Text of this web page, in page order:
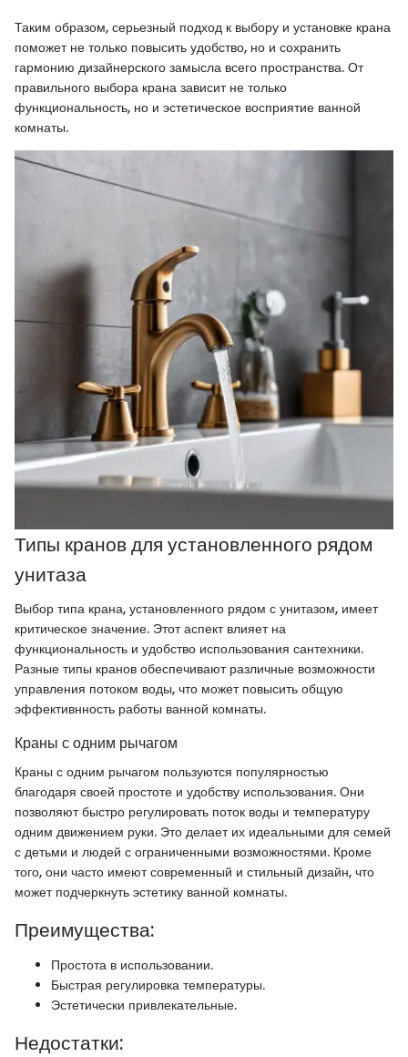
Таким образом, серьезный подход к выбору и установке крана
поможет не только повысить удобство, но и сохранить
гармонию дизайнерского замысла всего пространства. От
правильного выбора крана зависит не только
функциональность, но и эстетическое восприятие ванной
комнаты.
Типы кранов для установленного рядом
унитаза
Выбор типа крана, установленного рядом с унитазом, имеет
критическое значение. Этот аспект влияет на
функциональность и удобство использования сантехники.
Разные типы кранов обеспечивают различные возможности
управления потоком воды, что может повысить общую
эффективнность работы ванной комнаты.
Краны с одним рычагом
Краны с одним рычагом пользуются популярностью
благодаря своей простоте и удобству использования. Они
позволяют быстро регулировать поток воды и температуру
одним движением руки. Это делает их идеальными для семей
с детьми и людей с ограниченными возможностями. Кроме
того, они часто имеют современный и стильный дизайн, что
может подчеркнуть эстетику ванной комнаты.
Преимущества:
Простота в использовании.
Быстрая регулировка температуры.
Эстетически привлекательные.
Недостатки: